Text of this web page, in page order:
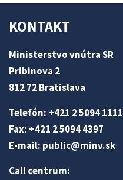
KONTAKT
Ministerstvo vnútra SR
Pribinova 2
812 72 Bratislava
Telefón: +421 2 5094 1111
Fax: +421 2 5094 4397
E-mail: public@minv.sk
Call centrum: